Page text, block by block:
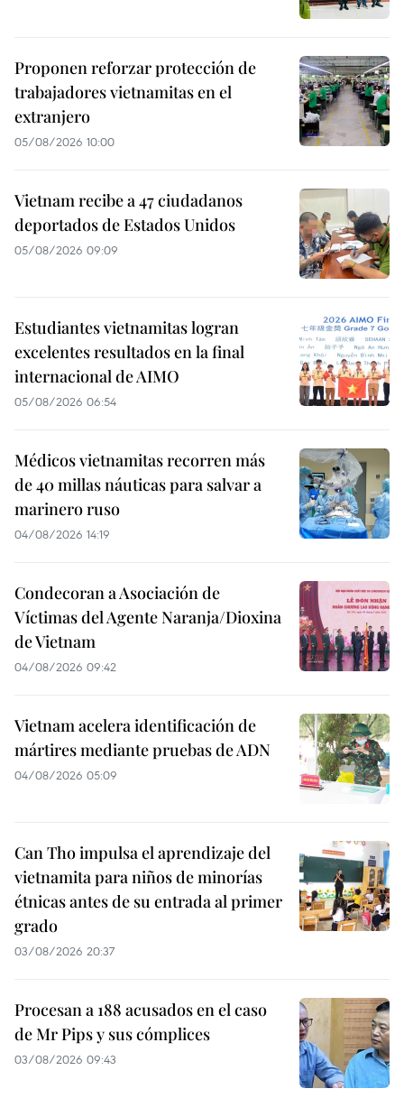
Proponen reforzar protección de
trabajadores vietnamitas en el
extranjero
05/08/2026 10:00
Vietnam recibe a 47 ciudadanos
deportados de Estados Unidos
05/08/2026 09:09
Estudiantes vietnamitas logran
excelentes resultados en la final
internacional de AIMO
05/08/2026 06:54
Médicos vietnamitas recorren más
de 40 millas náuticas para salvar a
marinero ruso
04/08/2026 14:19
Condecoran a Asociación de
Víctimas del Agente Naranja/Dioxina
de Vietnam
04/08/2026 09:42
Vietnam acelera identificación de
mártires mediante pruebas de ADN
04/08/2026 05:09
Can Tho impulsa el aprendizaje del
vietnamita para niños de minorías
étnicas antes de su entrada al primer
grado
03/08/2026 20:37
Procesan a 188 acusados en el caso
de Mr Pips y sus cómplices
03/08/2026 09:43